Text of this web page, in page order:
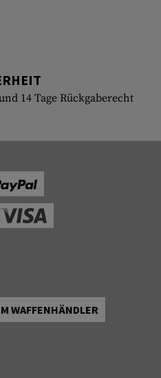
14 Tage Rückgaberecht
WAFFENHÄNDLER